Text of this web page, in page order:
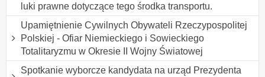
luki prawne dotyczące tego środka transportu.
Upamiętnienie Cywilnych Obywateli Rzeczypospolitej
Polskiej - Ofiar Niemieckiego i Sowieckiego
Totalitaryzmu w Okresie II Wojny Światowej
Spotkanie wyborcze kandydata na urząd Prezydenta